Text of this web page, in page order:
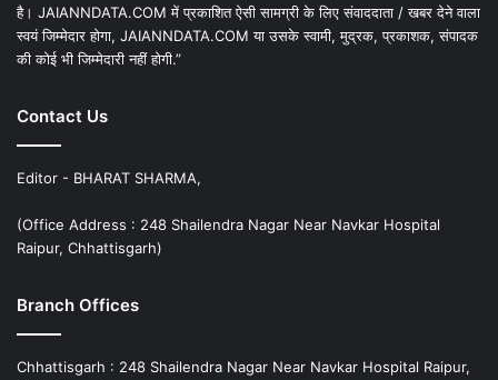
है। JAIANNDATA.COM में प्रकाशित ऐसी सामग्री के लिए संवाददाता / खबर देने वाला
स्वयं जिम्मेदार होगा, JAIANNDATA.COM या उसके स्वामी, मुद्रक, प्रकाशक, संपादक
की कोई भी जिम्मेदारी नहीं होगी.”
Contact Us
Editor - BHARAT SHARMA,
(Office Address : 248 Shailendra Nagar Near Navkar Hospital
Raipur, Chhattisgarh)
Branch Offices
Chhattisgarh : 248 Shailendra Nagar Near Navkar Hospital Raipur,